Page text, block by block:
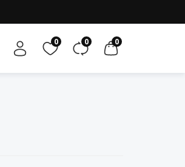
0 0 0